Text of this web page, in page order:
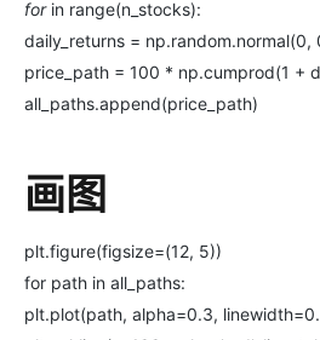
for in range(n_stocks):
daily_returns = np.random.normal(0,
price_path = 100 * np.cumprod(1 +
all_paths.append(price_path)
画图
plt.figure(figsize=(12, 5))
for path in all_paths:
plt.plot(path, alpha=0.3,